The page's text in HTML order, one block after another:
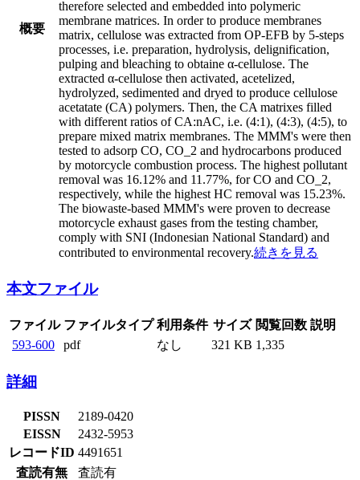
概要
therefore selected and embedded into polymeric
membrane matrices. In order to produce membranes
matrix, cellulose was extracted from OP-EFB by 5-steps
processes, i.e. preparation, hydrolysis, delignification,
pulping and bleaching to obtaine α-cellulose. The
extracted α-cellulose then activated, acetelized,
hydrolyzed, sedimented and dryed to produce cellulose
acetatate (CA) polymers. Then, the CA matrixes filled
with different ratios of CA:nAC, i.e. (4:1), (4:3), (4:5), to
prepare mixed matrix membranes. The MMM's were then
tested to adsorp CO, CO_2 and hydrocarbons produced
by motorcycle combustion process. The highest pollutant
removal was 16.12% and 11.77%, for CO and CO_2,
respectively, while the highest HC removal was 15.23%.
The biowaste-based MMM's were proven to decrease
motorcycle exhaust gases from the testing chamber,
comply with SNI (Indonesian National Standard) and
contributed to environmental recovery.続きを見る
本文ファイル
ファイル ファイルタイプ 利用条件 サイズ 閲覧回数 説明
593-600
pdf なし 321 KB 1,335
詳細
PISSN
2189-0420
EISSN
2432-5953
レコードID 4491651
査読有無
査読有